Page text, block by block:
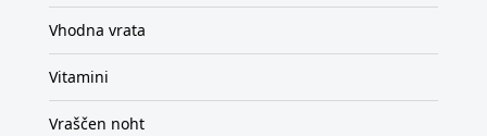
Vhodna vrata
Vitamini
Vraščen noht